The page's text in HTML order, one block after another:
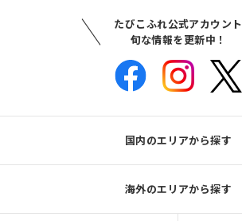
たびこふれ公式アカウント
旬な情報を更新中！
国内のエリアから探す
海外のエリアから探す